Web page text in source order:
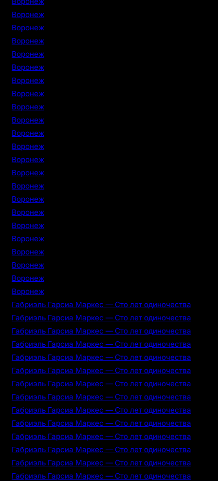
Воронеж
Воронеж
Воронеж
Воронеж
Воронеж
Воронеж
Воронеж
Воронеж
Воронеж
Воронеж
Воронеж
Воронеж
Воронеж
Воронеж
Воронеж
Воронеж
Воронеж
Воронеж
Воронеж
Воронеж
Воронеж
Воронеж
Габриэль Гарсиа Маркес — Сто лет одиночества
Габриэль Гарсиа Маркес — Сто лет одиночества
Габриэль Гарсиа Маркес — Сто лет одиночества
Габриэль Гарсиа Маркес — Сто лет одиночества
Габриэль Гарсиа Маркес — Сто лет одиночества
Габриэль Гарсиа Маркес — Сто лет одиночества
Габриэль Гарсиа Маркес — Сто лет одиночества
Габриэль Гарсиа Маркес — Сто лет одиночества
Габриэль Гарсиа Маркес — Сто лет одиночества
Габриэль Гарсиа Маркес — Сто лет одиночества
Габриэль Гарсиа Маркес — Сто лет одиночества
Габриэль Гарсиа Маркес — Сто лет одиночества
Габриэль Гарсиа Маркес — Сто лет одиночества
Габриэль Гарсиа Маркес — Сто лет одиночества